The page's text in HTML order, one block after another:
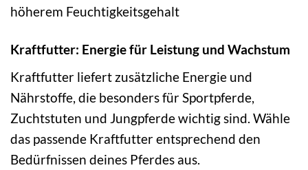
höherem Feuchtigkeitsgehalt
Kraftfutter: Energie für Leistung und Wachstum
Kraftfutter liefert zusätzliche Energie und
Nährstoffe, die besonders für Sportpferde,
Zuchtstuten und Jungpferde wichtig sind. Wähle
das passende Kraftfutter entsprechend den
Bedürfnissen deines Pferdes aus.